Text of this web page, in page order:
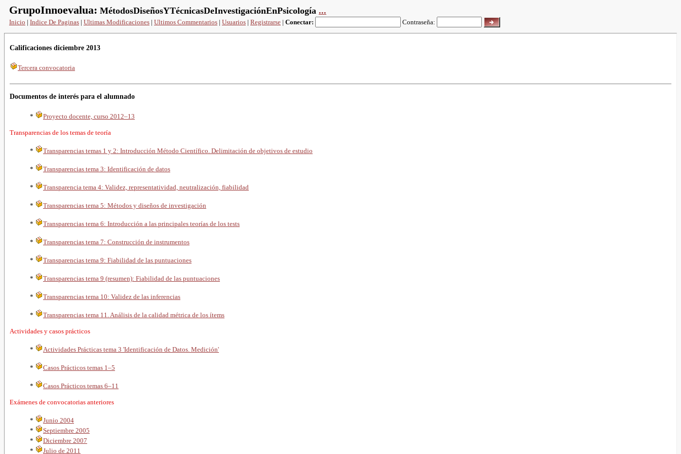
GrupoInnoevalua: MétodosDiseñosYTécnicasDeInvestigaciónEnPsicología ...
Inicio | Indice De Paginas | Ultimas Modificaciones | Ultimos Commentarios | Usuarios | Registrarse | Conectar: Contraseña:
Calificaciones diciembre 2013
Tercera convocatoria
Documentos de interés para el alumnado
* Proyecto docente, curso 2012–13
Transparencias de los temas de teoría
* Transparencias temas 1 y 2: Introducción Método Científico. Delimitación de objetivos de estudio
* Transparencias tema 3: Identificación de datos
* Transparencia tema 4: Validez, representatividad, neutralización, fiabilidad
* Transparencias tema 5: Métodos y diseños de investigación
* Transparencias tema 6: Introducción a las principales teorías de los tests
* Transparencias tema 7: Construcción de instrumentos
* Transparencias tema 9: Fiabilidad de las puntuaciones
* Transparencias tema 9 (resumen): Fiabilidad de las puntuaciones
* Transparencias tema 10: Validez de las inferencias
* Transparencias tema 11. Análisis de la calidad métrica de los ítems
Actividades y casos prácticos
* Actividades Prácticas tema 3 'Identificación de Datos. Medición'
* Casos Prácticos temas 1–5
* Casos Prácticos temas 6–11
Exámenes de convocatorias anteriores
*
Junio 2004
*
Septiembre 2005
*
Diciembre 2007
*
Julio de 2011